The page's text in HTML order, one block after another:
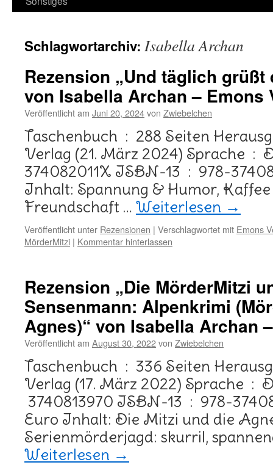
Schlagwortarchiv: Isabella Archan
Rezension „Und täglich grüßt
von Isabella Archan – Emons
Veröffentlicht am Juni 20, 2024von Zwiebelchen
Taschenbuch ‏ : ‎ 288 Seiten Herausgeber ‏ : ‎ Emons
Verlag (21. März 2024) Sprache ‏ : ‎ Deutsch ISBN-10 ‏ : ‎
374082011X ISBN-13 ‏ : ‎ 978-3740820114D: 14,00 Euro
Inhalt: Spannung & Humor,
Freundschaft … Weiterlesen →
Veröffentlicht unter Rezensionen | Verschlagwortet mit Emons
MörderMitzi | Kommentar hinterlassen
Rezension „Die MörderMitzi
Sensenmann: Alpenkrimi
Agnes)“ von Isabella Archan
Veröffentlicht am August 30, 2022von Zwiebelchen
Taschenbuch ‏ : ‎ 336 Seiten Herausgeber ‏ : ‎ Emons
Verlag (17. März 2022) Sprache ‏ : ‎ Deutsch ISBN-10 ‏ :
‎ 3740813970 ISBN-13 ‏ : ‎ 978-3740813970 D: 13,00
Euro Inhalt: Die Mitzi und die
Serienmörderjagd: skurril,
Weiterlesen →